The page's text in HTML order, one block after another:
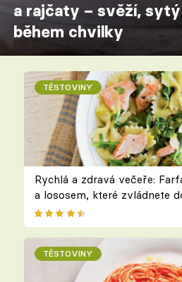
a rajčaty – svěží,
během chvilky
TĚSTOVINY
Rychlá a zdravá večeře:
a lososem, které zvládnete
TĚSTOVINY